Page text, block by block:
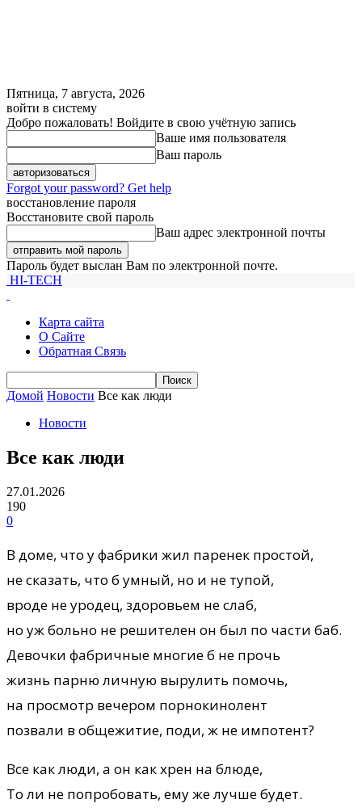
Пятница, 7 августа, 2026
войти в систему
Добро пожаловать! Войдите в свою учётную запись
Ваше имя пользователя
Ваш пароль
Forgot your password? Get help
восстановление пароля
Восстановите свой пароль
Ваш адрес электронной почты
Пароль будет выслан Вам по электронной почте.
HI-TECH
Карта сайта
О Сайте
Обратная Связь
Домой Новости Все как люди
Новости
Все как люди
27.01.2026
190
0
В доме, что у фабрики жил паренек простой,
не сказать, что б умный, но и не тупой,
вроде не уродец, здоровьем не слаб,
но уж больно не решителен он был по части баб.
Девочки фабричные многие б не прочь
жизнь парню личную вырулить помочь,
на просмотр вечером порнокинолент
позвали в общежитие, поди, ж не импотент?
Все как люди, а он как хрен на блюде,
То ли не попробовать, ему же лучше будет.